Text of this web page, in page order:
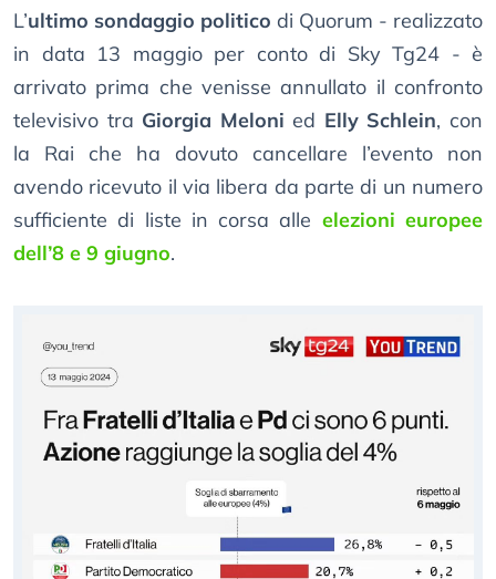
L’ultimo sondaggio politico di Quorum - realizzato
in data 13 maggio per conto di Sky Tg24 - è
arrivato prima che venisse annullato il confronto
televisivo tra Giorgia Meloni ed Elly Schlein, con
la Rai che ha dovuto cancellare l’evento non
avendo ricevuto il via libera da parte di un numero
sufficiente di liste in corsa alle elezioni europee
dell’8 e 9 giugno.